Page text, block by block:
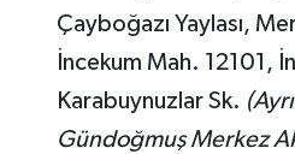
Çayboğazı Yaylası,
İncekum Mah. 12101,
Karabuynuzlar Sk.
Gündoğmuş Merkez